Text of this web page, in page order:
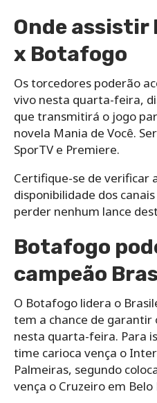
Onde
x Botafogo
Os torcedores poderão
vivo nesta quarta-feira,
que transmitirá o jogo
novela Mania de Você.
SporTV e Premiere.
Certifique-se de verificar
disponibilidade dos
perder nenhum lance
Botafogo
campeão
O Botafogo lidera o
tem a chance de
nesta quarta-feira. Para
time carioca vença o
Palmeiras, segundo
vença o Cruzeiro em